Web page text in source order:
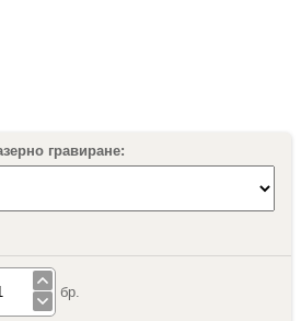
гравиране:
бр.